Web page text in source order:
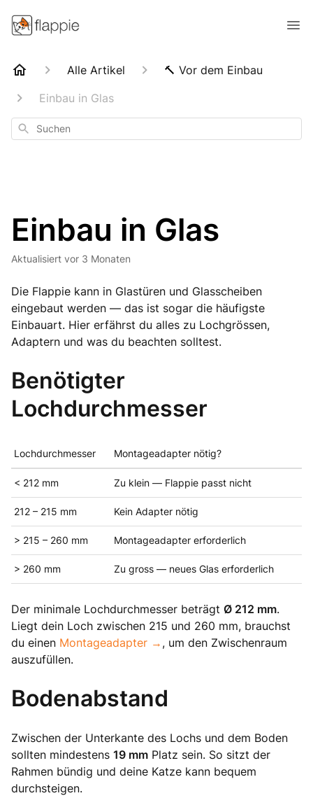
Alle Artikel
🔨 Vor dem Einbau
Einbau in Glas
Suchen
Einbau in Glas
Aktualisiert vor 3 Monaten
Die Flappie kann in Glastüren und Glasscheiben
eingebaut werden — das ist sogar die häufigste
Einbauart. Hier erfährst du alles zu Lochgrössen,
Adaptern und was du beachten solltest.
Benötigter
Lochdurchmesser
Lochdurchmesser Montageadapter nötig?
< 212 mm Zu klein — Flappie passt nicht
212 – 215 mm Kein Adapter nötig
> 215 – 260 mm Montageadapter erforderlich
> 260 mm Zu gross — neues Glas erforderlich
Der minimale Lochdurchmesser beträgt Ø 212 mm.
Liegt dein Loch zwischen 215 und 260 mm, brauchst
du einen Montageadapter → , um den Zwischenraum
auszufüllen.
Bodenabstand
Zwischen der Unterkante des Lochs und dem Boden
sollten mindestens 19 mm Platz sein. So sitzt der
Rahmen bündig und deine Katze kann bequem
durchsteigen.